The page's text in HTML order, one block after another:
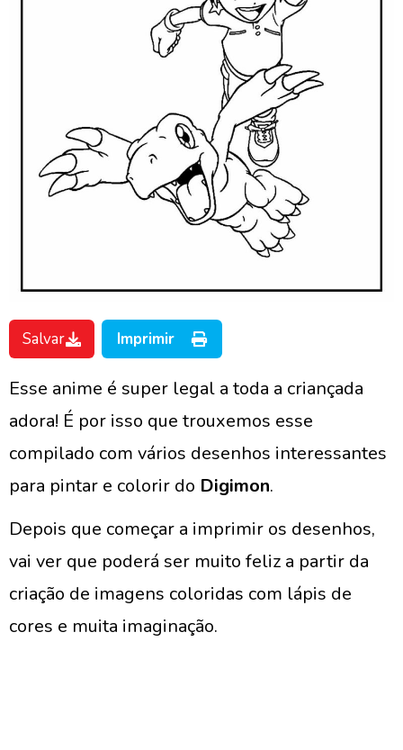
Salvar Imprimir
Esse anime é super legal a toda a criançada
adora! É por isso que trouxemos esse
compilado com vários desenhos interessantes
para pintar e colorir do Digimon.
Depois que começar a imprimir os desenhos,
vai ver que poderá ser muito feliz a partir da
criação de imagens coloridas com lápis de
cores e muita imaginação.